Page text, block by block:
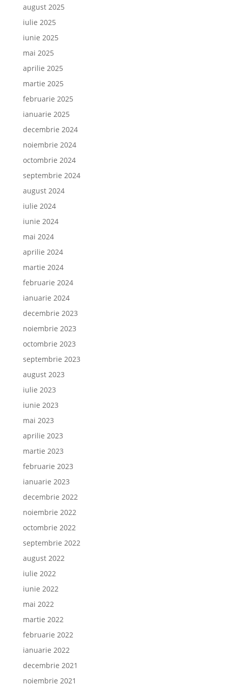
august 2025
iulie 2025
iunie 2025
mai 2025
aprilie 2025
martie 2025
februarie 2025
ianuarie 2025
decembrie 2024
noiembrie 2024
octombrie 2024
septembrie 2024
august 2024
iulie 2024
iunie 2024
mai 2024
aprilie 2024
martie 2024
februarie 2024
ianuarie 2024
decembrie 2023
noiembrie 2023
octombrie 2023
septembrie 2023
august 2023
iulie 2023
iunie 2023
mai 2023
aprilie 2023
martie 2023
februarie 2023
ianuarie 2023
decembrie 2022
noiembrie 2022
octombrie 2022
septembrie 2022
august 2022
iulie 2022
iunie 2022
mai 2022
martie 2022
februarie 2022
ianuarie 2022
decembrie 2021
noiembrie 2021